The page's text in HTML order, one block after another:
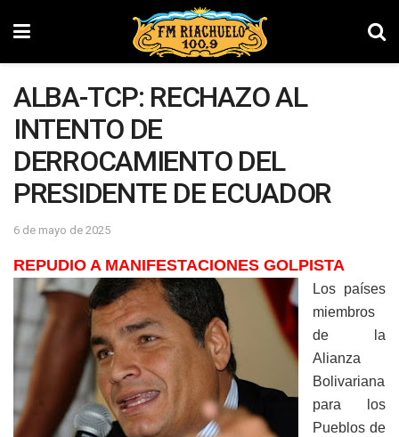
ALBA-TCP: RECHAZO AL
INTENTO DE
DERROCAMIENTO DEL
PRESIDENTE DE ECUADOR
6 de mayo de 2025
REPUDIO A MANIFESTACIONES GOLPISTA
Los países
miembros
de la
Alianza
Bolivariana
para los
Pueblos de